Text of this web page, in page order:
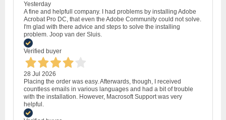
Yesterday
A fine and helpfull company. I had problems by installing Adobe
Acrobat Pro DC, that even the Adobe Community could not solve.
I'm glad with there advice and steps to solve the installing
problem. Joop van der Sluis.
Verified buyer
28 Jul 2026
Placing the order was easy. Afterwards, though, I received
countless emails in various languages and had a bit of trouble
with the installation. However, Macrosoft Support was very
helpful.